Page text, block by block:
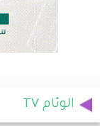
الوئام TV